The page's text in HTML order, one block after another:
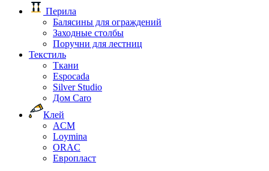
Перила
Балясины для ограждений
Заходные столбы
Поручни для лестниц
Текстиль
Ткани
Espocada
Silver Studio
Дом Caro
Клей
ACM
Loymina
ORAC
Европласт